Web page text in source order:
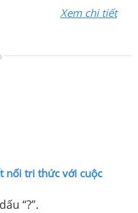
Xem chi tiết
nối tri thức với cuộc
“?”.